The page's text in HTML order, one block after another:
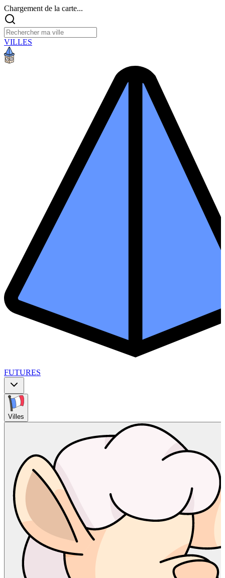
Chargement de la carte...
VILLES
FUTURES
Villes